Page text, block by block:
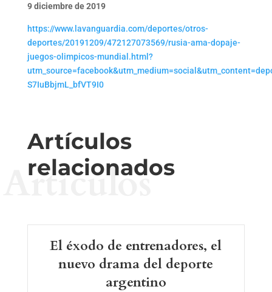
9 diciembre de 2019
https://www.lavanguardia.com/deportes/otros-
deportes/20191209/472127073569/rusia-ama-dopaje-
juegos-olimpicos-mundial.html?
S7IuBbjmL_bfVT9I0
Artículos
relacionados
Artículos
El éxodo de entrenadores, el
nuevo drama del deporte
argentino